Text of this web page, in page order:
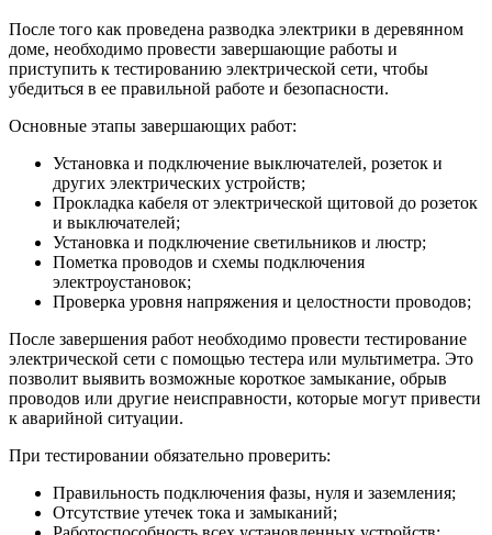
После того как проведена разводка электрики в деревянном
доме, необходимо провести завершающие работы и
приступить к тестированию электрической сети, чтобы
убедиться в ее правильной работе и безопасности.
Основные этапы завершающих работ:
Установка и подключение выключателей, розеток и
других электрических устройств;
Прокладка кабеля от электрической щитовой до розеток
и выключателей;
Установка и подключение светильников и люстр;
Пометка проводов и схемы подключения
электроустановок;
Проверка уровня напряжения и целостности проводов;
После завершения работ необходимо провести тестирование
электрической сети с помощью тестера или мультиметра. Это
позволит выявить возможные короткое замыкание, обрыв
проводов или другие неисправности, которые могут привести
к аварийной ситуации.
При тестировании обязательно проверить:
Правильность подключения фазы, нуля и заземления;
Отсутствие утечек тока и замыканий;